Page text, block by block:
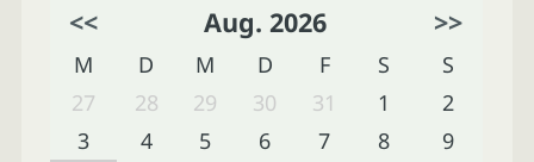
<< Aug. 2026 >>
M D M D F S
S
27
28 29 30 31 1
2
3
4 5 6 7 8
9